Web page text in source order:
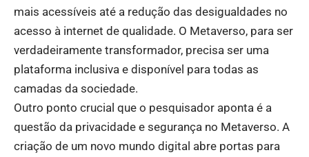
mais acessíveis até a redução das desigualdades no
acesso à internet de qualidade. O Metaverso, para ser
verdadeiramente transformador, precisa ser uma
plataforma inclusiva e disponível para todas as
camadas da sociedade.
Outro ponto crucial que o pesquisador aponta é a
questão da privacidade e segurança no Metaverso. A
criação de um novo mundo digital abre portas para